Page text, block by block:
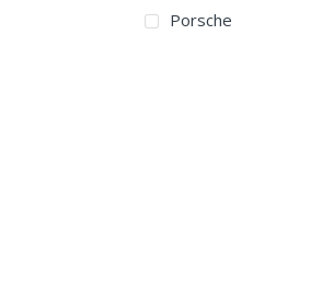
Porsche